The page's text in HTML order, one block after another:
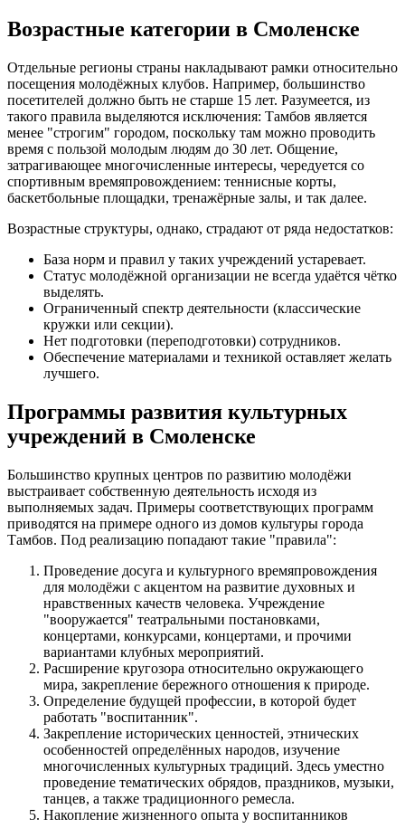
Возрастные категории в Смоленске
Отдельные регионы страны накладывают рамки относительно
посещения молодёжных клубов. Например, большинство
посетителей должно быть не старше 15 лет. Разумеется, из
такого правила выделяются исключения: Тамбов является
менее "строгим" городом, поскольку там можно проводить
время с пользой молодым людям до 30 лет. Общение,
затрагивающее многочисленные интересы, чередуется со
спортивным времяпровождением: теннисные корты,
баскетбольные площадки, тренажёрные залы, и так далее.
Возрастные структуры, однако, страдают от ряда недостатков:
База норм и правил у таких учреждений устаревает.
Статус молодёжной организации не всегда удаётся чётко
выделять.
Ограниченный спектр деятельности (классические
кружки или секции).
Нет подготовки (переподготовки) сотрудников.
Обеспечение материалами и техникой оставляет желать
лучшего.
Программы развития культурных
учреждений в Смоленске
Большинство крупных центров по развитию молодёжи
выстраивает собственную деятельность исходя из
выполняемых задач. Примеры соответствующих программ
приводятся на примере одного из домов культуры города
Тамбов. Под реализацию попадают такие "правила":
Проведение досуга и культурного времяпровождения
для молодёжи с акцентом на развитие духовных и
нравственных качеств человека. Учреждение
"вооружается" театральными постановками,
концертами, конкурсами, концертами, и прочими
вариантами клубных мероприятий.
Расширение кругозора относительно окружающего
мира, закрепление бережного отношения к природе.
Определение будущей профессии, в которой будет
работать "воспитанник".
Закрепление исторических ценностей, этнических
особенностей определённых народов, изучение
многочисленных культурных традиций. Здесь уместно
проведение тематических обрядов, праздников, музыки,
танцев, а также традиционного ремесла.
Накопление жизненного опыта у воспитанников